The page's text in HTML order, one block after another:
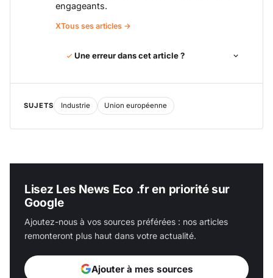
engageants.
XTous ses articles →
Une erreur dans cet article ?
SUJETS Industrie Union européenne
Lisez Les News Eco .fr en priorité sur
Google
Ajoutez-nous à vos sources préférées : nos articles
remonteront plus haut dans votre actualité.
Ajouter à mes sources